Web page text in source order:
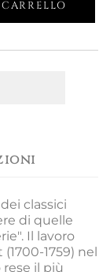
classici
di quelle
Il lavoro
1759) nel
il più